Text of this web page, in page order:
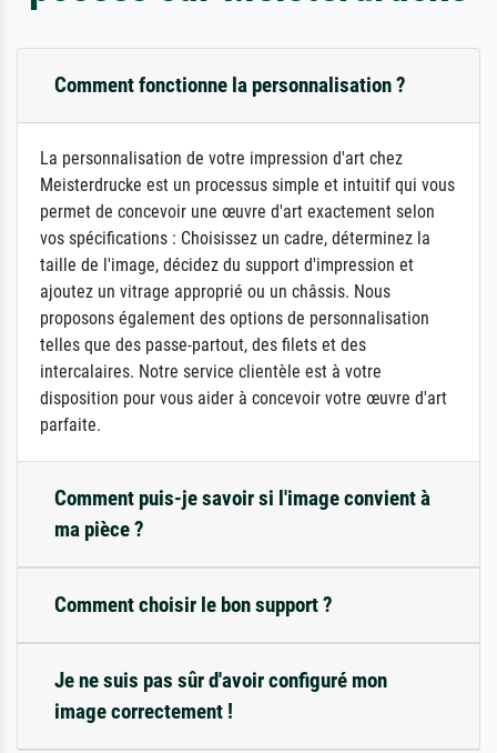
Comment fonctionne la personnalisation ?
La personnalisation de votre impression d'art chez
Meisterdrucke est un processus simple et intuitif qui vous
permet de concevoir une œuvre d'art exactement selon
vos spécifications : Choisissez un cadre, déterminez la
taille de l'image, décidez du support d'impression et
ajoutez un vitrage approprié ou un châssis. Nous
proposons également des options de personnalisation
telles que des passe-partout, des filets et des
intercalaires. Notre service clientèle est à votre
disposition pour vous aider à concevoir votre œuvre d'art
parfaite.
Comment puis-je savoir si l'image convient à
ma pièce ?
Comment choisir le bon support ?
Je ne suis pas sûr d'avoir configuré mon
image correctement !